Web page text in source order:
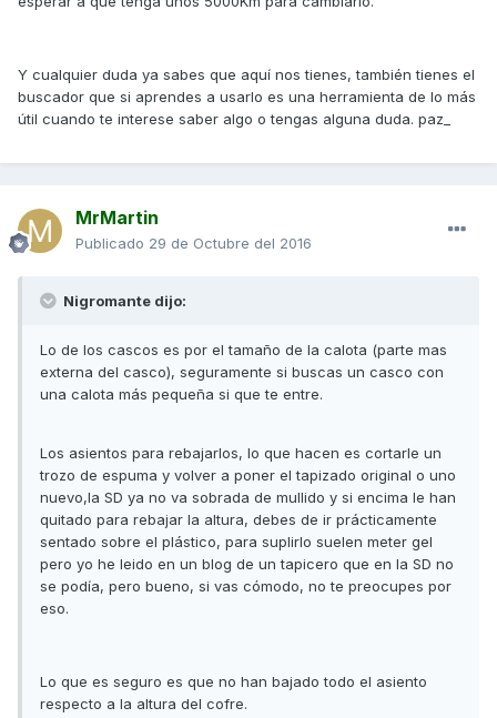
Y cualquier duda ya sabes que aquí nos tienes, también tienes el
buscador que si aprendes a usarlo es una herramienta de lo más
útil cuando te interese saber algo o tengas alguna duda. paz_
MrMartin
Publicado 29 de Octubre del 2016
Nigromante dijo:
Lo de los cascos es por el tamaño de la calota (parte mas
externa del casco), seguramente si buscas un casco con
una calota más pequeña si que te entre.
Los asientos para rebajarlos, lo que hacen es cortarle un
trozo de espuma y volver a poner el tapizado original o uno
nuevo,la SD ya no va sobrada de mullido y si encima le han
quitado para rebajar la altura, debes de ir prácticamente
sentado sobre el plástico, para suplirlo suelen meter gel
pero yo he leido en un blog de un tapicero que en la SD no
se podía, pero bueno, si vas cómodo, no te preocupes por
eso.
Lo que es seguro es que no han bajado todo el asiento
respecto a la altura del cofre.